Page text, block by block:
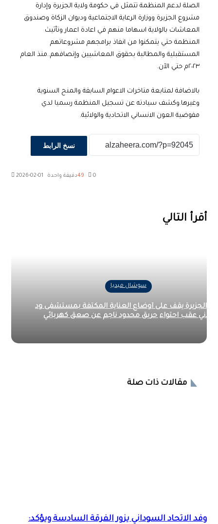
الصلة لدعم المنظمة تتمثل في حكومة ولاية الجزيرة وإدارة
مشروع الجزيرة ووزارة الرعاية الاجتماعية وديوان الزكاة وصندوق
المعاشات بالولاية اسهاما منهم في اعادة اعمار وتأثيث
المنظمة حتي يتمكنوا من انفاذ برامجهم مشروعاتهم
المستقبلية والمطالبة بحقوق المعاشيين وإنصافهم..منذ العام
٢٠٢٣م حتي الآن.
بالاضافة لمتابعة متاخرات الاعوام السابقة والمنح السنوية
وغيرها.وكشف سيادته عن تسجيل المنظمة رسميا لدي
مفوضية العون الانساني الاتحادية والولائية.
نسخ الرابط
2026-02-01 49 دقيقة واحدة
أقرأ التالي
سوشال ميديا
الجزيرة يقف على أوضاع العناية المكثفة بمستشفى ود
عقب احتواء حريق محدود ناجم عن صعق كهربائي
مقالات ذات صلة
وفد الاتحاد السوداني يزور الفرقة السادسة ويؤكد: